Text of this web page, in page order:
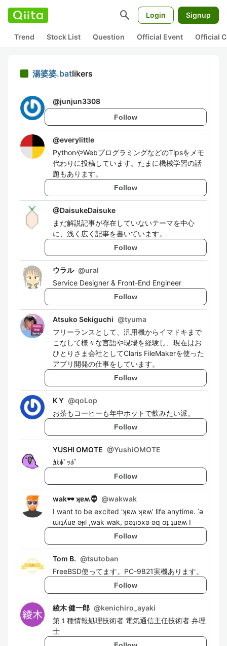
search Login Signup
Trend Stock List Question Official Event Official
湯婆婆.batlikers
@junjun3308
Follow
@everylittle
PythonやWebプログラミングなどのTipsをメモ
代わりに投稿しています。たまに機械学習の話
題もあります。
Follow
@DaisukeDaisuke
まだ解説記事が存在していないテーマを中心
に、浅く広く記事を書いています。
Follow
ウラル @ural
Service Designer & Front-End Engineer
Follow
Atsuko Sekiguchi @tyuma
フリーランスとして、汎用機からイマドキまで
こなして様々な言語や現場を経験し、現在はお
ひとりさま会社としてClaris FileMakerを使った
アプリ開発の仕事をしています。
Follow
K Y @qoLop
お茶もコーヒーも年中ホットで飲みたい派。
Follow
YUSHI OMOTE @YushiOMOTE
ｶｶﾎﾟｯﾎﾟ
Follow
wak🕶️ ʞɐʍ🧔 @wakwak
I want to be excited 'ʞɐʍ ʞɐʍ' life anytime. ˙ǝ
ɯᴉʇʎuɐ ǝɟᴉl ,wak wak, pǝʇᴉɔxǝ ǝq oʇ ʇuɐʍ I
Follow
Tom B. @tsutoban
FreeBSD使ってます。PC-9821実機あります。
Follow
綾木 健一郎 @kenichiro_ayaki
第１種情報処理技術者 電気通信主任技術者 弁理
士